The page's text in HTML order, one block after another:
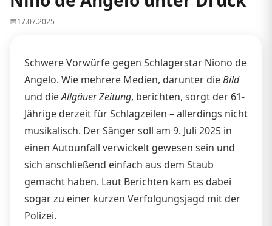
17.07.2025
Schwere Vorwürfe gegen Schlagerstar Niono de
Angelo. Wie mehrere Medien, darunter dieBild
und dieAllgäuer Zeitung, berichten, sorgt der 61-
Jährige derzeit für Schlagzeilen – allerdings nicht
musikalisch. Der Sänger soll am 9. Juli 2025 in
einen Autounfall verwickelt gewesen sein und
sich anschließend einfach aus dem Staub
gemacht haben. Laut Berichten kam es dabei
sogar zu einer kurzen Verfolgungsjagd mit der
Polizei.